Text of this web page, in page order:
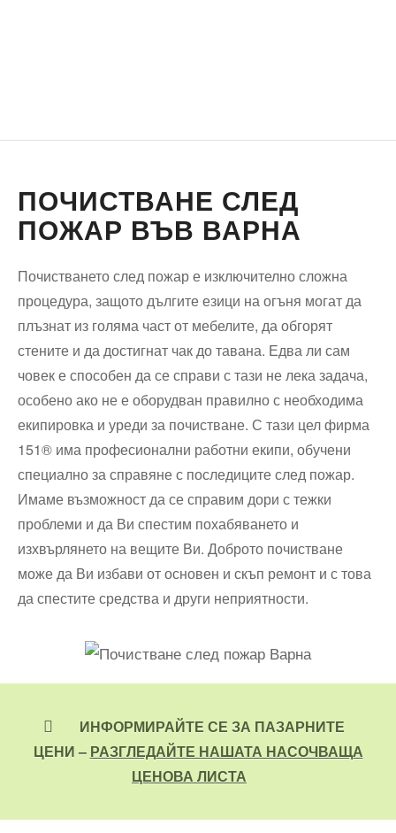
ПОЧИСТВАНЕ СЛЕД
ПОЖАР ВЪВ ВАРНА
Почистването след пожар е изключително сложна
процедура, защото дългите езици на огъня могат да
плъзнат из голяма част от мебелите, да обгорят
стените и да достигнат чак до тавана. Едва ли сам
човек е способен да се справи с тази не лека задача,
особено ако не е оборудван правилно с необходима
екипировка и уреди за почистване. С тази цел фирма
151® има професионални работни екипи, обучени
специално за справяне с последиците след пожар.
Имаме възможност да се справим дори с тежки
проблеми и да Ви спестим похабяването и
изхвърлянето на вещите Ви. Доброто почистване
може да Ви избави от основен и скъп ремонт и с това
да спестите средства и други неприятности.
ИНФОРМИРАЙТЕ СЕ ЗА ПАЗАРНИТЕ
ЦЕНИ – РАЗГЛЕДАЙТЕ НАШАТА НАСОЧВАЩА
ЦЕНОВА ЛИСТА